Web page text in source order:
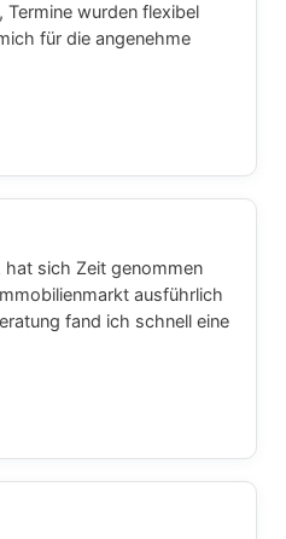
wurden flexibel
für die angenehme
hat sich Zeit genommen
ausführlich
fand ich schnell eine